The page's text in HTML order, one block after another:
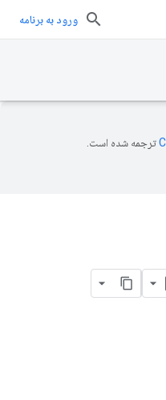
ورود به برنامه
ترجمه شده است.